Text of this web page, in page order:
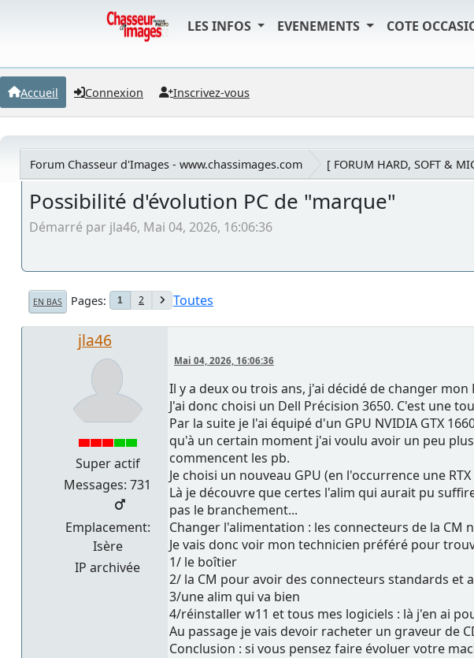
LES INFOS EVENEMENTS COTE
Accueil Connexion Inscrivez-vous
Forum Chasseur d'Images - www.chassimages.com [ FORUM HARD, SOFT &
Possibilité d'évolution PC de "marque"
Démarré par jla46, Mai 04, 2026, 16:06:36
EN BAS Pages 1 2 Toutes
jla46
Super actif
Messages: 731
Emplacement:
Isère
IP archivée
Mai 04, 2026, 16:06:36
Il y a deux ou trois ans, j'ai décidé de changer mon
J'ai donc choisi un Dell Précision 3650. C'est une
Par la suite je l'ai équipé d'un GPU NVIDIA GTX
qu'à un certain moment j'ai voulu avoir un peu
commencent les pb.
Je choisi un nouveau GPU (en l'occurrence une RTX
Là je découvre que certes l'alim qui aurait pu
pas le branchement...
Changer l'alimentation : les connecteurs de la CM
Je vais donc voir mon technicien préféré pour
1/ le boîtier
2/ la CM pour avoir des connecteurs standards et
3/une alim qui va bien
4/réinstaller w11 et tous mes logiciels : là j'en ai
Au passage je vais devoir racheter un graveur de
Conclusion : si vous pensez faire évoluer votre